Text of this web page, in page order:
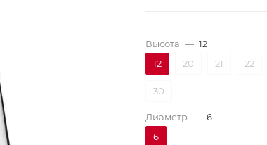
Высота — 12
12
20 21 22
30
Диаметр — 6
6